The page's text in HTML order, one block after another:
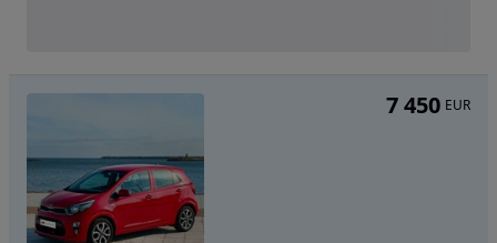
7 450 EUR